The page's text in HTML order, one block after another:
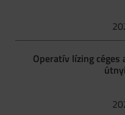
Operatív lízing